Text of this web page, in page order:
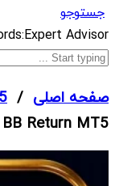
جستوجو
What
are
looking
for?
Expert Advisor
صفحه اصلی /
BB Return MT5